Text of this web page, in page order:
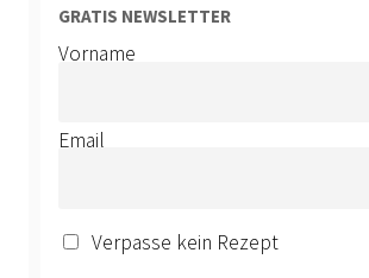
GRATIS NEWSLETTER
Vorname
Email
Verpasse kein Rezept